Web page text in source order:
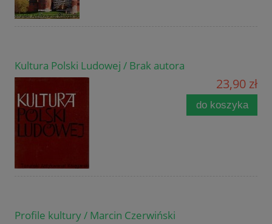
Kultura Polski Ludowej / Brak autora
23,90 zł
do koszyka
Profile kultury / Marcin Czerwiński